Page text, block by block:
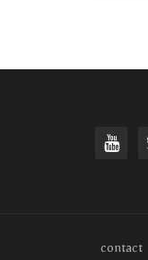
contact